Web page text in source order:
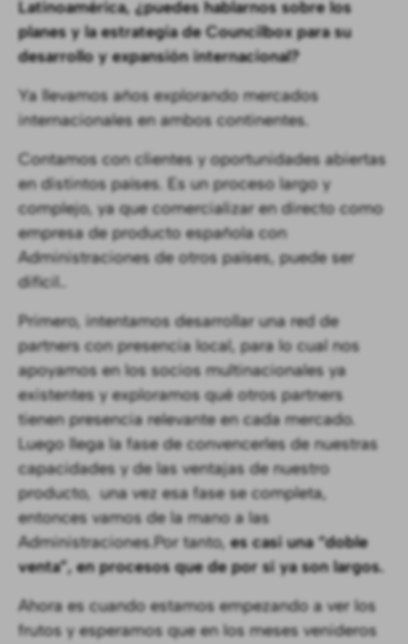
Latinoamérica, ¿puedes hablarnos sobre los
planes y la estrategia de Councilbox para su
desarrollo y expansión internacional?
Ya llevamos años explorando mercados
internacionales en ambos continentes.
Contamos con clientes y oportunidades abiertas
en distintos países. Es un proceso largo y
complejo, ya que comercializar en directo como
empresa de producto española con
Administraciones de otros países, puede ser
difícil..
Primero, intentamos desarrollar una red de
partners con presencia local, para lo cual nos
apoyamos en los socios multinacionales ya
existentes y exploramos qué otros partners
tienen presencia relevante en cada mercado.
Luego llega la fase de convencerles de nuestras
capacidades y de las ventajas de nuestro
producto, una vez esa fase se completa,
entonces vamos de la mano a las
Administraciones.Por tanto,es casi una “doble
venta”, en procesos que de por sí ya son largos.
Ahora es cuando estamos empezando a ver los
frutos y esperamos que en los meses venideros